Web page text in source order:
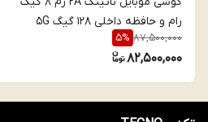
رام و حافظه داخلی 128 گیگ 5G
87,500,000
5%
82,500,000